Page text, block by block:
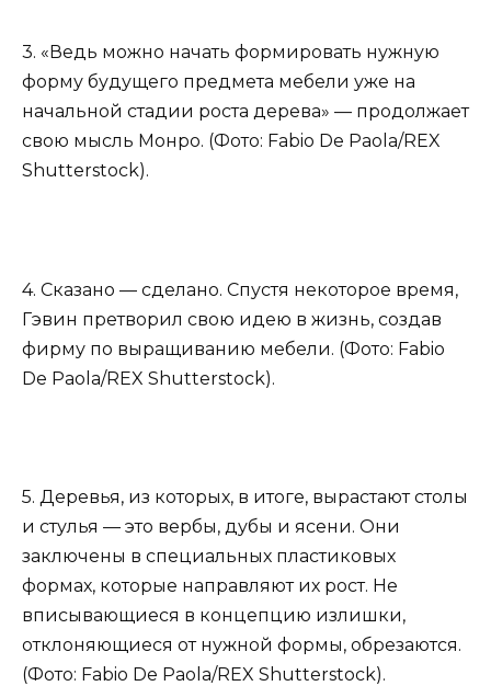
3. «Ведь можно начать формировать нужную
форму будущего предмета мебели уже на
начальной стадии роста дерева» — продолжает
свою мысль Монро. (Фото: Fabio De Paola/REX
Shutterstock).
4. Сказано — сделано. Спустя некоторое время,
Гэвин претворил свою идею в жизнь, создав
фирму по выращиванию мебели. (Фото: Fabio
De Paola/REX Shutterstock).
5. Деревья, из которых, в итоге, вырастают столы
и стулья — это вербы, дубы и ясени. Они
заключены в специальных пластиковых
формах, которые направляют их рост. Не
вписывающиеся в концепцию излишки,
отклоняющиеся от нужной формы, обрезаются.
(Фото: Fabio De Paola/REX Shutterstock).